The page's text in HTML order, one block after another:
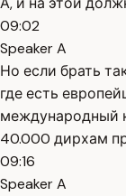
09:02
Speaker A
Но если брать
где есть
международный
40.000 дирхам
09:16
Speaker A